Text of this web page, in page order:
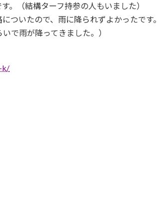
。（結構ターフ持参の人もいました）
ついたので、雨に降られずよかったです。
で雨が降ってきました。）
k/